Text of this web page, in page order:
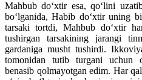
Mahbub do‘xtir esa, qo‘lini
bo‘lganida, Habib do‘xtir uning
tarsaki tortdi, Mahbub do‘xtir
tushirgan tarsakining jarangi
gardaniga musht tushirdi.
tomonidan tutib turgani uchun
benasib qolmayotgan edim. Har